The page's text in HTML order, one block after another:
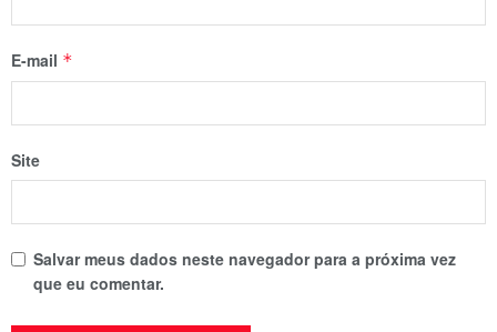
E-mail *
Site
Salvar meus dados neste navegador para a próxima vez
que eu comentar.